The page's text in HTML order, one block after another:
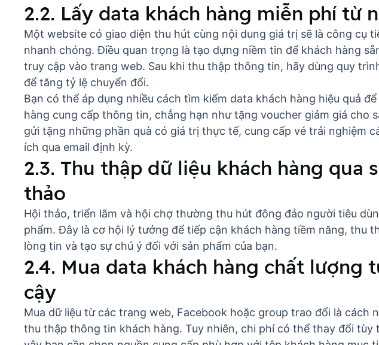
2.2. Lấy data khách hàng miễn phí từ
Một website có giao diện thu hút cùng nội dung giá trị sẽ là công cụ
nhanh chóng. Điều quan trọng là tạo dựng niềm tin để khách hàng
truy cập vào trang web. Sau khi thu thập thông tin, hãy dùng quy
để tăng tỷ lệ chuyển đổi.
Bạn có thể áp dụng nhiều cách tìm kiếm data khách hàng hiệu quả
hàng cung cấp thông tin, chẳng hạn như tặng voucher giảm giá cho
gửi tặng những phần quà có giá trị thực tế, cung cấp vé trải nghiệm
ích qua email định kỳ.
2.3. Thu thập dữ liệu khách hàng qua
thảo
Hội thảo, triển lãm và hội chợ thường thu hút đông đảo người tiêu
phẩm. Đây là cơ hội lý tưởng để tiếp cận khách hàng tiềm năng, thu
lòng tin và tạo sự chú ý đối với sản phẩm của bạn.
2.4. Mua data khách hàng chất lượng
cậy
Mua dữ liệu từ các trang web, Facebook hoặc group trao đổi là cách
thu thập thông tin khách hàng. Tuy nhiên, chi phí có thể thay đổi tùy